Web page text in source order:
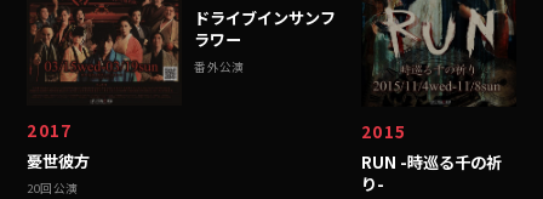
2017
憂世彼方
20回公演
ドライブインサンフ
ラワー
番外公演
2015
RUN -時巡る千の祈
り-